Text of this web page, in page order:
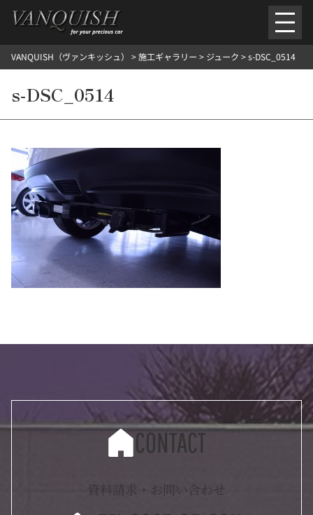
を
ごあいさつ 会社案内施工環境紹介所在地
外装のガラスコーティング施工料金
ヘッドライトクリーニング施工料金ルームクリーニング＆コーティング施工料金
プロテクションフィルム
施工ギャラリー
PICKUPNOSTALGIC
お客さまの声お問い合わせ施工のご予約
VANQUISH（ヴァンキッシュ） >施工ギャラリー > ジューク >s-DSC_0514
s-DSC_0514
CONTACT
資料請求・お問い合わせ